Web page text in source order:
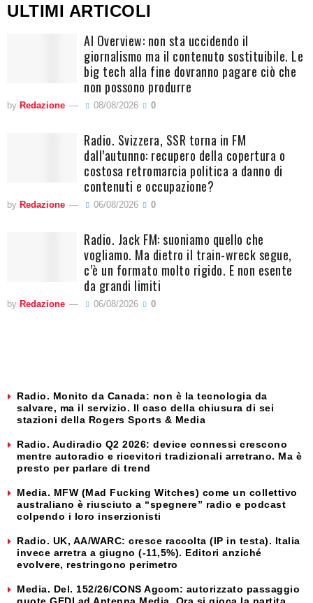
ULTIMI ARTICOLI
AI Overview: non sta uccidendo il
giornalismo ma il contenuto sostituibile. Le
big tech alla fine dovranno pagare ciò che
non possono produrre
by Redazione 08/08/2026 0
Radio. Svizzera, SSR torna in FM
dall’autunno: recupero della copertura o
costosa retromarcia politica a danno di
contenuti e occupazione?
by Redazione 06/08/2026 0
Radio. Jack FM: suoniamo quello che
vogliamo. Ma dietro il train-wreck segue,
c’è un formato molto rigido. E non esente
da grandi limiti
by Redazione 06/08/2026 0
Radio. Monito da Canada: non è la tecnologia da
salvare, ma il servizio. Il caso della chiusura di sei
stazioni della Rogers Sports & Media
Radio. Audiradio Q2 2026: device connessi crescono
mentre autoradio e ricevitori tradizionali arretrano. Ma è
presto per parlare di trend
Media. MFW (Mad Fucking Witches) come un collettivo
australiano è riusciuto a “spegnere” radio e podcast
colpendo i loro inserzionisti
Radio. UK, AA/WARC: cresce raccolta (IP in testa). Italia
invece arretra a giugno (-11,5%). Editori anziché
evolvere, restringono perimetro
Media. Del. 152/26/CONS Agcom: autorizzato passaggio